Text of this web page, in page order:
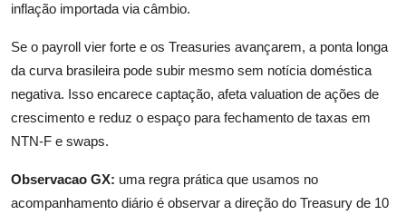
inflação importada via câmbio.
Se o payroll vier forte e os Treasuries avançarem, a ponta longa
da curva brasileira pode subir mesmo sem notícia doméstica
negativa. Isso encarece captação, afeta valuation de ações de
crescimento e reduz o espaço para fechamento de taxas em
NTN-F e swaps.
Observacao GX: uma regra prática que usamos no
acompanhamento diário é observar a direção do Treasury de 10